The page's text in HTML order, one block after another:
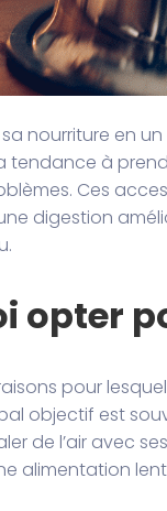
nourriture en
tendance à
Ces
digestion
opter
pour
objectif est
de l’air avec
alimentation